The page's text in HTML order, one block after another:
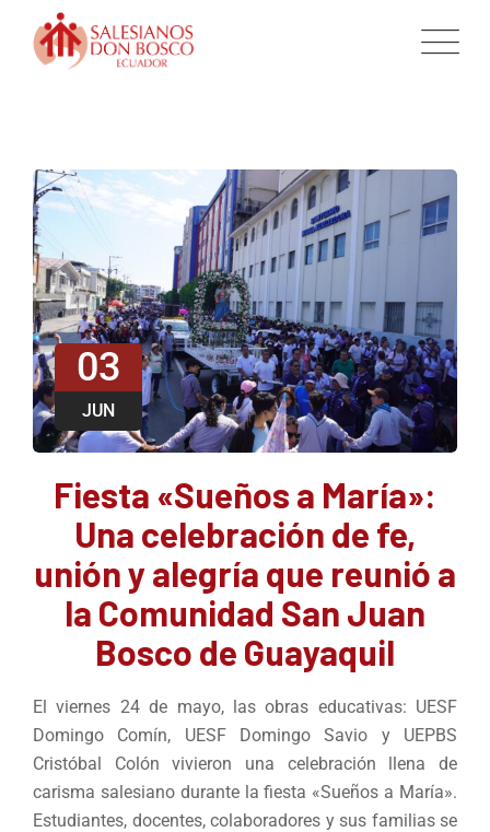
03
JUN
Fiesta «Sueños a María»:
Una celebración de fe,
unión y alegría que reunió a
la Comunidad San Juan
Bosco de Guayaquil
El viernes 24 de mayo, las obras educativas: UESF
Domingo Comín, UESF Domingo Savio y UEPBS
Cristóbal Colón vivieron una celebración llena de
carisma salesiano durante la fiesta «Sueños a María».
Estudiantes, docentes, colaboradores y sus familias se